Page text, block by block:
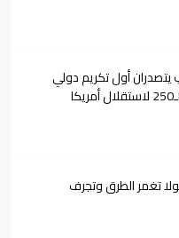
يتصدران أول تكريم دولي
تغمر الطرق وتجرف